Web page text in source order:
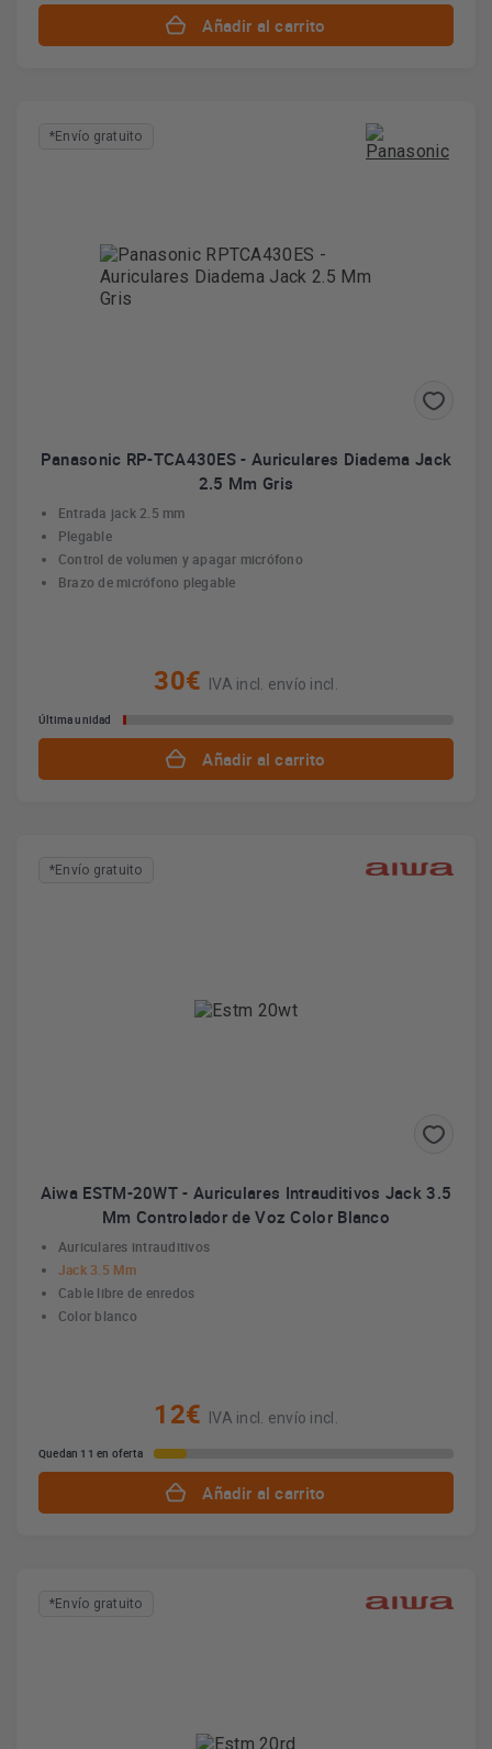
Añadir al carrito
*Envío gratuito
Panasonic RP-TCA430ES - Auriculares Diadema Jack
2.5 Mm Gris
Entrada jack 2.5 mm
Plegable
Control de volumen y apagar micrófono
Brazo de micrófono plegable
30€ IVA incl. envío incl.
Última unidad
Añadir al carrito
*Envío gratuito
Aiwa ESTM-20WT - Auriculares Intrauditivos Jack 3.5
Mm Controlador de Voz Color Blanco
Auriculares intrauditivos
Jack 3.5 Mm
Cable libre de enredos
Color blanco
12€ IVA incl. envío incl.
Quedan 11 en oferta
Añadir al carrito
*Envío gratuito